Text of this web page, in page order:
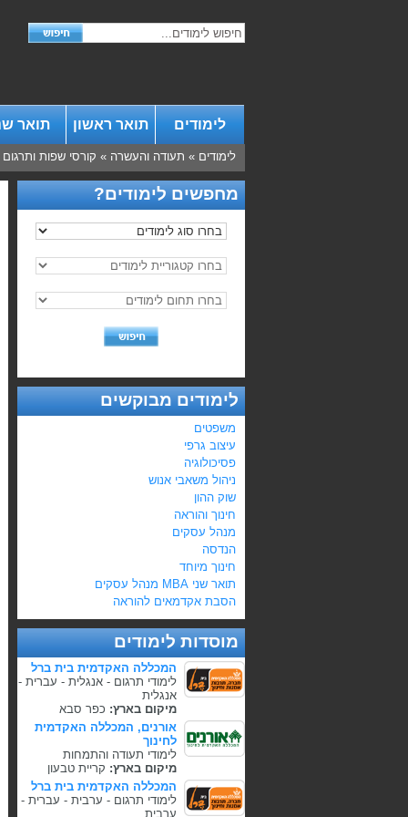
לימודים תואר ראשון תואר
לימודים » תעודה והעשרה » קורסי שפות ותרגום
מחפשים לימודים?
לימודים מבוקשים
משפטים
עיצוב גרפי
פסיכולוגיה
ניהול משאבי אנוש
שוק ההון
חינוך והוראה
מנהל עסקים
הנדסה
חינוך מיוחד
תואר שני MBA מנהל עסקים
הסבת אקדמאים להוראה
מוסדות לימודים
המכללה האקדמית בית ברל
לימודי תרגום - אנגלית - עברית -
אנגלית
מיקום בארץ: כפר סבא
אורנים, המכללה האקדמית
לחינוך
לימודי תעודה והתמחות
מיקום בארץ: קריית טבעון
המכללה האקדמית בית ברל
לימודי תרגום - ערבית - עברית -
ערבית